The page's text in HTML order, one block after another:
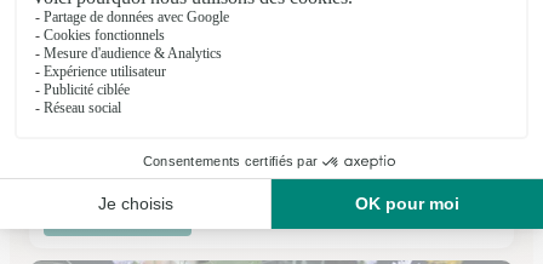
A Fleur de Pot
Route du Neufchâteau
Voir la boutique